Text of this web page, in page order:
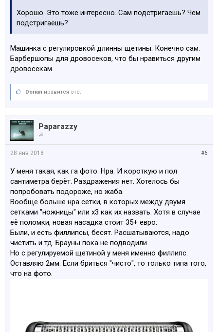
Хорошо. Это тоже интересно. Сам подстригаешь? Чем
подстригаешь?
Машинка с регулировкой длинны щетины. Конечно сам.
Барбершопы для дровосеков, что бы нравиться другим
дровосекам.
Dorian нравится это.
Paparazzy
☭
#6
28 янв 2018
У меня такая, как га фото. Нра. И короткую и пол
сантиметра берёт. Раздражения нет. Хотелось бы
попробовать подороже, но жаба.
Вообще больше нра сетки, в которых между двумя
сетками "ножницы" или х3 как их назвать. Хотя в случае
её поломки, новая насадка стоит 35+ евро.
Были, и есть филлипсы, бесят. Расшатываются, надо
чистить и тд. Брауны пока не подводили.
Но с регулируемой щетиной у меня именно филлипс.
Оставляю 2мм. Если бриться "чисто", то только типа того,
что на фото.